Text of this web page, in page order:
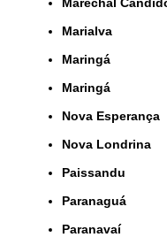
Marialva
Maringá
Maringá
Nova Esperança
Nova Londrina
Paissandu
Paranaguá
Paranavaí